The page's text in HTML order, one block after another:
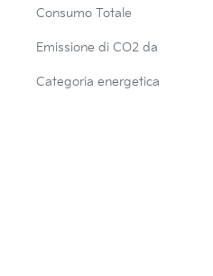
Consumo Totale
Emissione di CO2 da
Categoria energetica